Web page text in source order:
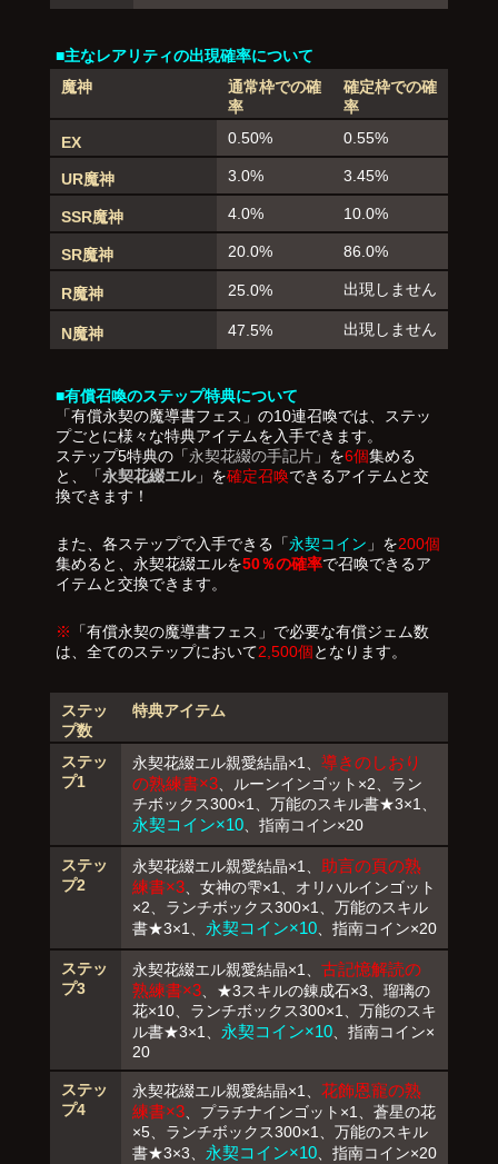
■主なレアリティの出現確率について
魔神
通常枠での確
率
確定枠での確
率
EX
0.50% 0.55%
UR魔神 3.0% 3.45%
SSR魔神 4.0% 10.0%
SR魔神 20.0% 86.0%
R魔神 25.0% 出現しません
N魔神 47.5% 出現しません
■有償召喚のステップ特典について
「有償永契の魔導書フェス」の10連召喚では、ステッ
プごとに様々な特典アイテムを入手できます。
ステップ5特典の「永契花綴の手記片」を6個集める
と、「永契花綴エル」を確定召喚できるアイテムと交
換できます！
また、各ステップで入手できる「永契コイン 」を200個
集めると、永契花綴エルを50％の確率で召喚できるア
イテムと交換できます。
※
「有償永契の魔導書フェス」で必要な有償ジェム数
は、全てのステップにおいて2,500個となります。
ステッ
プ数
特典アイテム
ステッ
プ1
永契花綴エル親愛結晶×1、 導きのしおり
の熟練書×3、ルーンインゴット×2、ラン
チボックス300×1、万能のスキル書★3×1、
永契コイン×10、指南コイン×20
ステッ
プ2
永契花綴エル親愛結晶×1、 助言の頁の熟
練書×3、女神の雫×1、オリハルインゴット
×2、ランチボックス300×1、万能のスキル
書★3×1、 永契コイン×10、指南コイン×20
ステッ
プ3
永契花綴エル親愛結晶×1、 古記憶解読の
熟練書×3、★3スキルの錬成石×3、瑠璃の
花×10、ランチボックス300×1、万能のスキ
ル書★3×1、 永契コイン×10、指南コイン×
20
ステッ
プ4
永契花綴エル親愛結晶×1、 花飾恩寵の熟
練書×3、プラチナインゴット×1、蒼星の花
×5、ランチボックス300×1、万能のスキル
書★3×3、 永契コイン×10、指南コイン×20